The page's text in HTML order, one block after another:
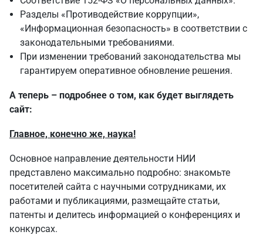
Разделы «Противодействие коррупции»,
«Информационная безопасность» в соответствии с
законодательными требованиями.
При изменении требований законодательства мы
гарантируем оперативное обновление решения.
А теперь – подробнее о том, как будет выглядеть
сайт:
Главное, конечно же, наука!
Основное направление деятельности НИИ
представлено максимально подробно: знакомьте
посетителей сайта с научными сотрудниками, их
работами и публикациями, размещайте статьи,
патенты и делитесь информацией о конференциях и
конкурсах.